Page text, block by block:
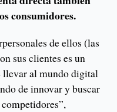
consumidores.
de ellos (las
sus clientes es un
llevar al mundo digital
de innovar y buscar